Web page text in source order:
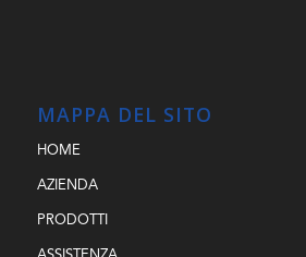
MAPPA DEL SITO
HOME
AZIENDA
PRODOTTI